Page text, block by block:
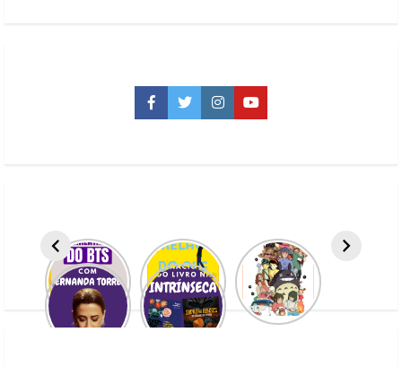
Facebook
TwitterInstagramYouTube